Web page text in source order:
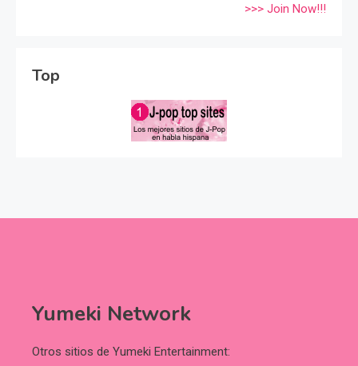
>>> Join Now!!!
Top
Yumeki Network
Otros sitios de Yumeki Entertainment: